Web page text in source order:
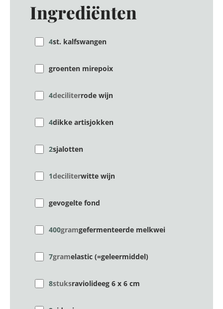
Ingrediënten
4st. kalfswangen
groenten mirepoix
4deciliterrode wijn
4dikke artisjok­ken
2sjalotten
1deciliterwitte wijn
gevogelte­ fond
400gramgefermenteerde melkwei
7gramelastic (=geleermiddel)
8stuksraviolideeg 6 x 6 cm